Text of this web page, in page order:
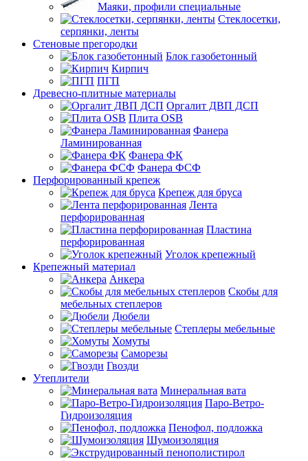
Маяки, профили специальные
Стеклосетки,
серпянки, ленты
Стеновые прегородки
Блок газобетонный
Кирпич
ПГП
Древесно-плитные материалы
Оргалит ДВП ДСП
Плита OSB
Фанера
Ламинированная
Фанера ФК
Фанера ФСФ
Перфорированный крепеж
Крепеж для бруса
Лента
перфорированная
Пластина
перфорированная
Уголок крепежный
Крепежный материал
Анкера
Скобы для
мебельных степлеров
Дюбели
Степлеры мебельные
Хомуты
Саморезы
Гвозди
Утеплители
Минеральная вата
Паро-Ветро-
Гидроизоляция
Пенофол, подложка
Шумоизоляция